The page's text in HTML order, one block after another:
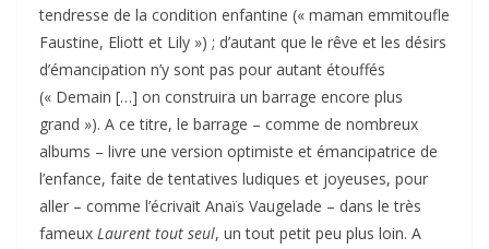
tendresse de la condition enfantine (« maman emmitoufle
Faustine, Eliott et Lily ») ; d’autant que le rêve et les désirs
d’émancipation n’y sont pas pour autant étouffés
(« Demain […] on construira un barrage encore plus
grand »). A ce titre, le barrage – comme de nombreux
albums – livre une version optimiste et émancipatrice de
l’enfance, faite de tentatives ludiques et joyeuses, pour
aller – comme l’écrivait Anaïs Vaugelade – dans le très
fameux Laurent tout seul, un tout petit peu plus loin. A